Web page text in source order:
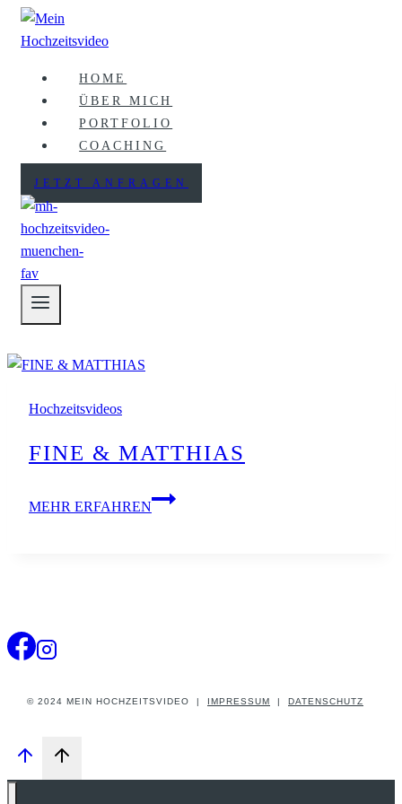
Zum
Inhalt
HOME
ÜBER MICH
PORTFOLIO
COACHING
JETZT ANFRAGEN
Hochzeitsvideos
FINE & MATTHIAS
MEHR ERFAHREN
FINE
© 2024 MEIN HOCHZEITSVIDEO | IMPRESSUM | DATENSCHUTZ